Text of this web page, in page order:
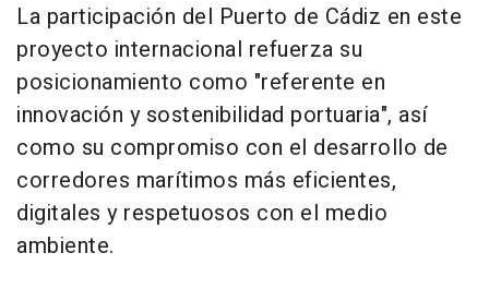
La participación del Puerto de Cádiz en este
proyecto internacional refuerza su
posicionamiento como "referente en
innovación y sostenibilidad portuaria", así
como su compromiso con el desarrollo de
corredores marítimos más eficientes,
digitales y respetuosos con el medio
ambiente.